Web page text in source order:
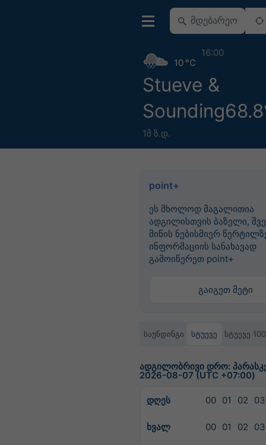
Stueve &
1მ ზ.დ.
10 °C
16:00
point+
ეს მხოლოდ მაგალითია
ადგილისთვის ბაზელი,
მიწის ნებისმიერ
ინფორმაციის სანახავად
გამოიწერეთ point+
გაიგეთ მეტი
საუნდინგი სტუევე სტუევე
ადგილობრივი დრო:
2026-08-07 (UTC +07:00)
დღეს 00 01 02 03
ხვალ 00 01 02 03